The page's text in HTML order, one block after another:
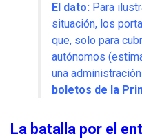
El dato: Para
situación, los
que, solo para
autónomos
una
boletos de la
La batalla por el